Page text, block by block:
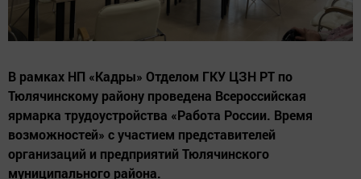
В рамках НП «Кадры» Отделом ГКУ ЦЗН РТ по
Тюлячинскому району проведена Всероссийская
ярмарка трудоустройства «Работа России. Время
возможностей» с участием представителей
организаций и предприятий Тюлячинского
муниципального района.